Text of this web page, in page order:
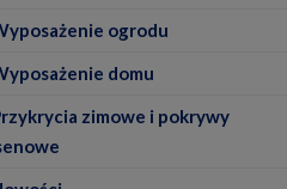
ogrodu
domu
zimowe i pokrywy